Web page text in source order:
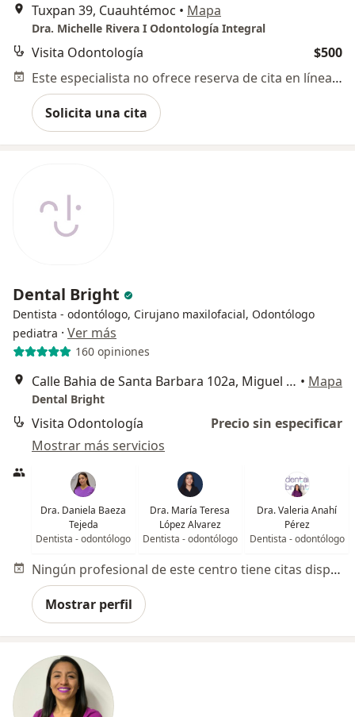
Tuxpan 39, Cuauhtémoc • Mapa
Dra. Michelle Rivera I Odontología Integral
Visita Odontología
$500
Este especialista no ofrece reserva de cita en línea en esta dirección.
Solicita una cita
Dental Bright
Dentista - odontólogo, Cirujano maxilofacial, Odontólogo
pediatra · Ver más
160 opiniones
Calle Bahia de Santa Barbara 102a, Miguel Hidalgo • Mapa
Dental Bright
Visita Odontología
Precio sin especificar
Mostrar más servicios
Dra. Daniela Baeza
Tejeda
Dentista - odontólogo
Dra. María Teresa
López Alvarez
Dentista - odontólogo
Dra. Valeria Anahí
Pérez
Dentista - odontólogo
Ningún profesional de este centro tiene citas disponibles
Mostrar perfil